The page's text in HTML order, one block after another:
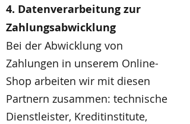
4. Datenverarbeitung zur
Zahlungsabwicklung
Bei der Abwicklung von
Zahlungen in unserem Online-
Shop arbeiten wir mit diesen
Partnern zusammen: technische
Dienstleister, Kreditinstitute,